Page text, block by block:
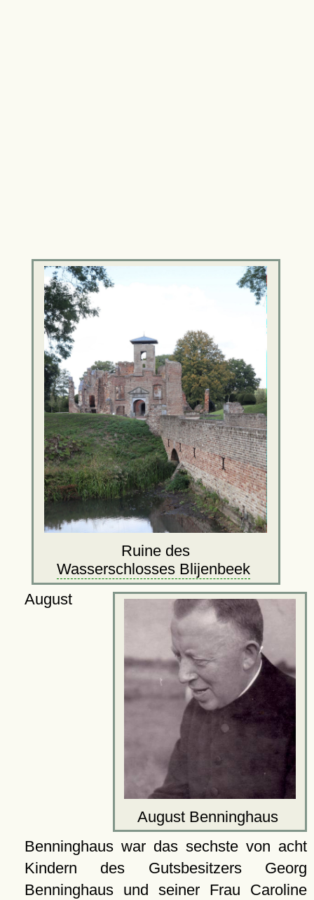
Ruine des
Wasserschlosses Blijenbeek
August Benninghaus
August
Benninghaus war das sechste von acht
Kindern des Gutsbesitzers Georg
Benninghaus und seiner Frau Caroline